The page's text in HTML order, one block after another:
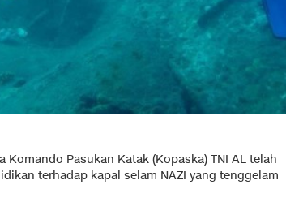
Komando Pasukan Katak (Kopaska) TNI AL telah
terhadap kapal selam NAZI yang tenggelam